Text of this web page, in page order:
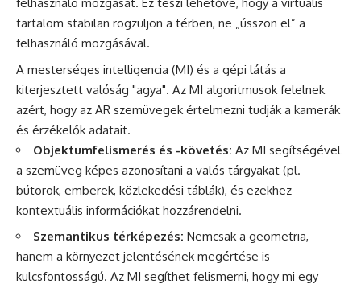
tartalom stabilan rögzüljön a térben, ne „ússzon el” a
felhasználó mozgásával.
A mesterséges intelligencia (MI) és a gépi látás a
kiterjesztett valóság "agya". Az MI algoritmusok felelnek
azért, hogy az AR szemüvegek értelmezni tudják a kamerák
és érzékelők adatait.
Objektumfelismerés és -követés: Az MI segítségével
a szemüveg képes azonosítani a valós tárgyakat (pl.
bútorok, emberek, közlekedési táblák), és ezekhez
kontextuális információkat hozzárendelni.
Szemantikus térképezés: Nemcsak a geometria,
hanem a környezet jelentésének megértése is
kulcsfontosságú. Az MI segíthet felismerni, hogy mi egy